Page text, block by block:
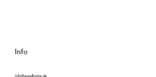
Info
info@woodhome.de